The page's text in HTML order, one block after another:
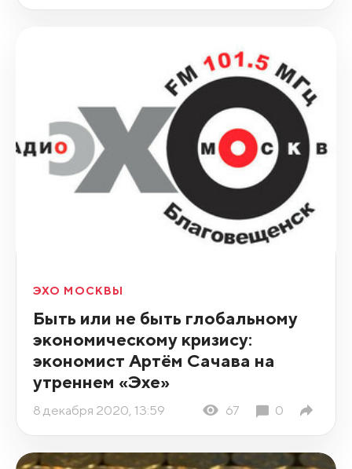
ЭХО МОСКВЫ
Быть или не быть глобальному
экономическому кризису:
экономист Артём Сачава на
утреннем «Эхе»
8 декабря 2020, 13:59 67 0